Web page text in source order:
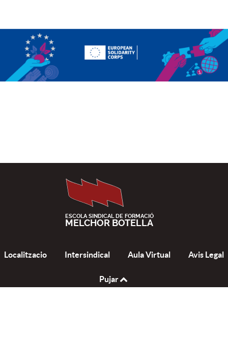
ESCOLA SINDICAL DE FORMACIÓ
MELCHOR BOTELLA
Localitzacio Intersindical Aula Virtual Avis Legal
Pujar